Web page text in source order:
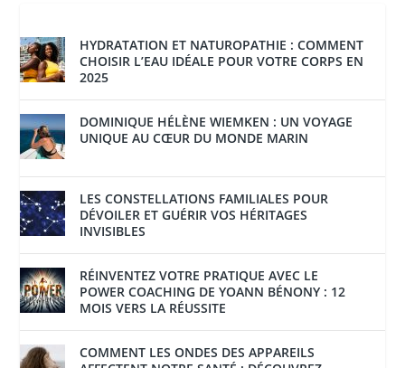
HYDRATATION ET NATUROPATHIE : COMMENT
CHOISIR L’EAU IDÉALE POUR VOTRE CORPS EN
2025
DOMINIQUE HÉLÈNE WIEMKEN : UN VOYAGE
UNIQUE AU CŒUR DU MONDE MARIN
LES CONSTELLATIONS FAMILIALES POUR
DÉVOILER ET GUÉRIR VOS HÉRITAGES
INVISIBLES
RÉINVENTEZ VOTRE PRATIQUE AVEC LE
POWER COACHING DE YOANN BÉNONY : 12
MOIS VERS LA RÉUSSITE
COMMENT LES ONDES DES APPAREILS